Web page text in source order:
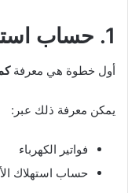
1. حساب استهلاك الكهرباء
أول خطوة هي معرفة
يمكن معرفة ذلك عبر:
فواتير الكهرباء
حساب استهلاك